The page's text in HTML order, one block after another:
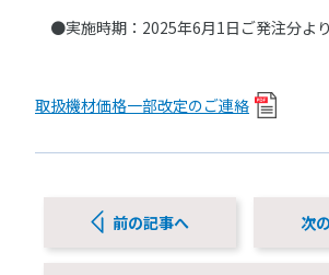
●実施時期：2025年6月1日ご発注分より
取扱機材価格一部改定のご連絡
前の記事へ 次